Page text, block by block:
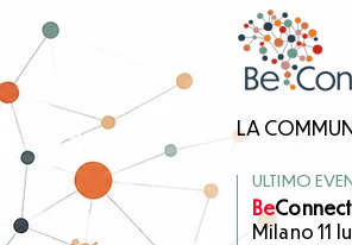
LA
ULTIMO
Be
Milano 11